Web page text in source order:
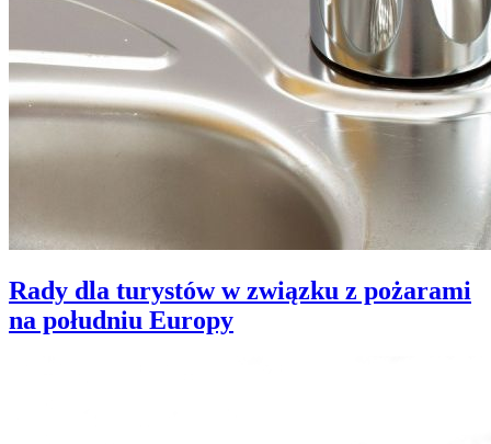
Rady dla turystów w związku z pożarami
na południu Europy